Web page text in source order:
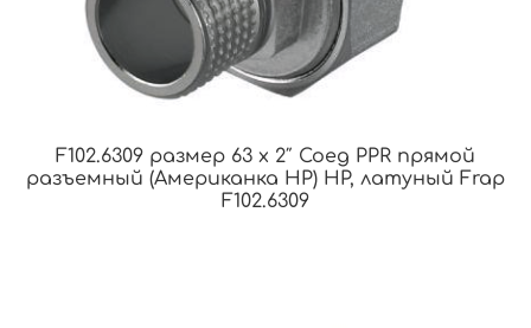
F102.6309 размер 63 x 2″ Соед PPR прямой
разъемный (Американка НР) НР, латуный Frap
F102.6309